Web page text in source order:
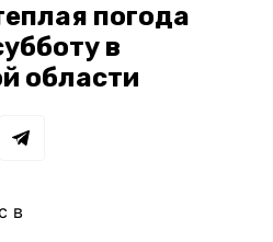
погода
в
области
в